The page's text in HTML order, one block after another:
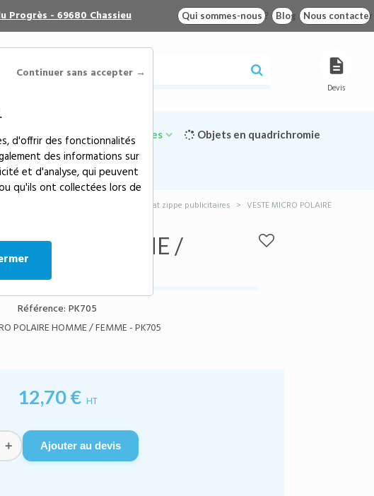
Continuer sans accepter →
d'offrir des fonctionnalités
des informations sur
et d'analyse, qui peuvent
qu'ils ont collectées lors de
Progrès - 69680 Chassieu Qui sommes-nous ? Blog Nous contacter
Devis
Goodies écologiques Objets en quadrichromie
Vestes polaires et sweat zippe publicitaires > VESTE MICRO POLAIRE
HOMME /
Référence: PK705
POLAIRE HOMME / FEMME - PK705
12,70 € HT
+ Ajouter au devis